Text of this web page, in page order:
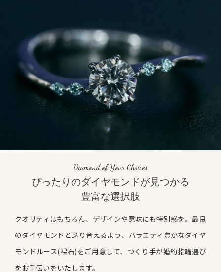
Diamond of Your Choices
ぴったりのダイヤモンドが見つかる
豊富な選択肢
クオリティはもちろん、デザインや意味にも特別感を。最良
のダイヤモンドと巡り合えるよう、バラエティ豊かなダイヤ
モンドルース(裸石)をご用意して、つくり手が婚約指輪選び
をお手伝いをいたします。